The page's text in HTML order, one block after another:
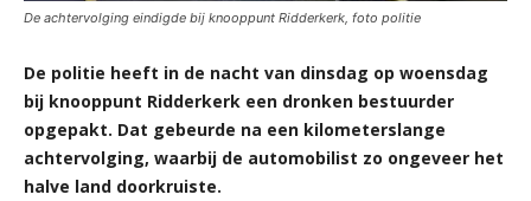
De achtervolging eindigde bij knooppunt Ridderkerk, foto politie
De politie heeft in de nacht van dinsdag op woensdag
bij knooppunt Ridderkerk een dronken bestuurder
opgepakt. Dat gebeurde na een kilometerslange
achtervolging, waarbij de automobilist zo ongeveer het
halve land doorkruiste.